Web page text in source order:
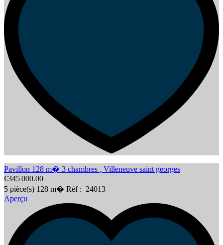
Pavillon 128 m� 3 chambres , Villeneuve saint georges
€345 000.00
5 pièce(s) 128 m� Réf : 24013
Aperçu